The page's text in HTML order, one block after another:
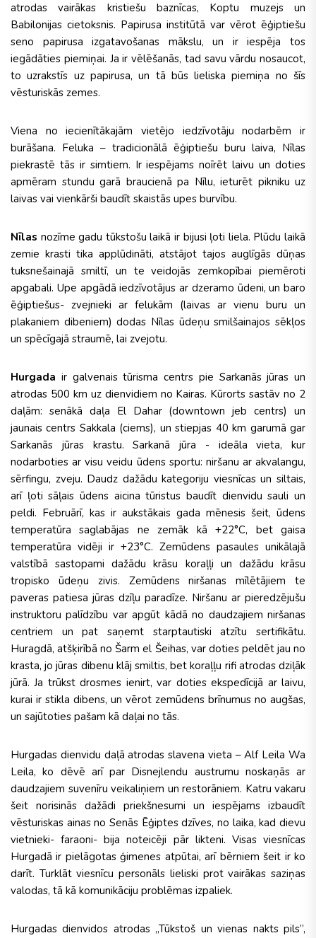
atrodas vairākas kristiešu baznīcas, Koptu muzejs un
Babilonijas cietoksnis. Papirusa institūtā var vērot ēģiptiešu
seno papirusa izgatavošanas mākslu, un ir iespēja tos
iegādāties piemiņai. Ja ir vēlēšanās, tad savu vārdu nosaucot,
to uzrakstīs uz papirusa, un tā būs lieliska piemiņa no šīs
vēsturiskās zemes.
Viena no iecienītākajām vietējo iedzīvotāju nodarbēm ir
burāšana. Feluka – tradicionālā ēģiptiešu buru laiva, Nīlas
piekrastē tās ir simtiem. Ir iespējams noīrēt laivu un doties
apmēram stundu garā braucienā pa Nīlu, ieturēt pikniku uz
laivas vai vienkārši baudīt skaistās upes burvību.
Nīlas nozīme gadu tūkstošu laikā ir bijusi ļoti liela. Plūdu laikā
zemie krasti tika applūdināti, atstājot tajos auglīgās dūņas
tuksnešainajā smiltī, un te veidojās zemkopībai piemēroti
apgabali. Upe apgādā iedzīvotājus ar dzeramo ūdeni, un baro
ēģiptiešus- zvejnieki ar felukām (laivas ar vienu buru un
plakaniem dibeniem) dodas Nīlas ūdeņu smilšainajos sēkļos
un spēcīgajā straumē, lai zvejotu.
Hurgada ir galvenais tūrisma centrs pie Sarkanās jūras un
atrodas 500 km uz dienvidiem no Kairas. Kūrorts sastāv no 2
daļām: senākā daļa El Dahar (downtown jeb centrs) un
jaunais centrs Sakkala (ciems), un stiepjas 40 km garumā gar
Sarkanās jūras krastu. Sarkanā jūra - ideāla vieta, kur
nodarboties ar visu veidu ūdens sportu: niršanu ar akvalangu,
sērfingu, zveju. Daudz dažādu kategoriju viesnīcas un siltais,
arī ļoti sāļais ūdens aicina tūristus baudīt dienvidu sauli un
peldi. Februārī, kas ir aukstākais gada mēnesis šeit, ūdens
temperatūra saglabājas ne zemāk kā +22°C, bet gaisa
temperatūra vidēji ir +23°C. Zemūdens pasaules unikālajā
valstībā sastopami dažādu krāsu koraļļi un dažādu krāsu
tropisko ūdeņu zivis. Zemūdens niršanas mīlētājiem te
paveras patiesa jūras dzīļu paradīze. Niršanu ar pieredzējušu
instruktoru palīdzību var apgūt kādā no daudzajiem niršanas
centriem un pat saņemt starptautiski atzītu sertifikātu.
Huragdā, atšķirībā no Šarm el Šeihas, var doties peldēt jau no
krasta, jo jūras dibenu klāj smiltis, bet koraļļu rifi atrodas dziļāk
jūrā. Ja trūkst drosmes ienirt, var doties ekspedīcijā ar laivu,
kurai ir stikla dibens, un vērot zemūdens brīnumus no augšas,
un sajūtoties pašam kā daļai no tās.
Hurgadas dienvidu daļā atrodas slavena vieta – Alf Leila Wa
Leila, ko dēvē arī par Disnejlendu austrumu noskaņās ar
daudzajiem suvenīru veikaliņiem un restorāniem. Katru vakaru
šeit norisinās dažādi priekšnesumi un iespējams izbaudīt
vēsturiskas ainas no Senās Ēģiptes dzīves, no laika, kad dievu
vietnieki- faraoni- bija noteicēji pār likteni. Visas viesnīcas
Hurgadā ir pielāgotas ģimenes atpūtai, arī bērniem šeit ir ko
darīt. Turklāt viesnīcu personāls lieliski prot vairākas saziņas
valodas, tā kā komunikāciju problēmas izpaliek.
Hurgadas dienvidos atrodas „Tūkstoš un vienas nakts pils”,